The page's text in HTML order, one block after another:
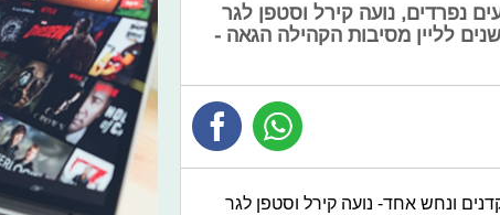
נפרדים, נועה קירל וסטפן לגר
לליין מסיבות הקהילה הגאה -
ונחש אחד- נועה קירל וסטפן לגר